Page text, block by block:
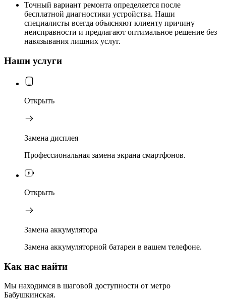
Точный вариант ремонта определяется после
бесплатной диагностики устройства. Наши
специалисты всегда объясняют клиенту причину
неисправности и предлагают оптимальное решение без
навязывания лишних услуг.
Наши услуги
Открыть
Замена дисплея
Профессиональная замена экрана смартфонов.
Открыть
Замена аккумулятора
Замена аккумуляторной батареи в вашем телефоне.
Как нас найти
Мы находимся в шаговой доступности от метро
Бабушкинская.